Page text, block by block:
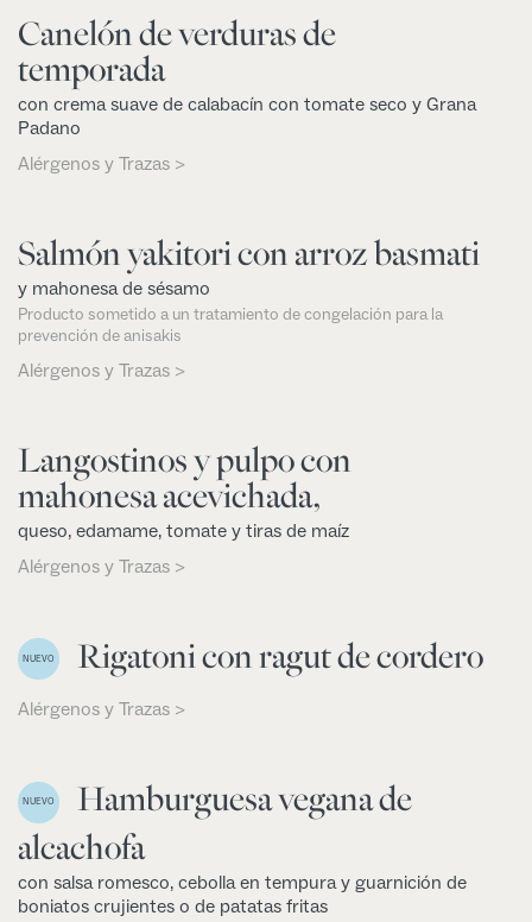
Canelón de verduras de
temporada
con crema suave de calabacín con tomate seco y Grana
Padano
Alérgenos y Trazas >
Salmón yakitori con arroz basmati
y mahonesa de sésamo
Producto sometido a un tratamiento de congelación para la
prevención de anisakis
Alérgenos y Trazas >
Langostinos y pulpo con
mahonesa acevichada,
queso, edamame, tomate y tiras de maíz
Alérgenos y Trazas >
NUEVO Rigatoni con ragut de cordero
Alérgenos y Trazas >
NUEVO
Hamburguesa vegana de
alcachofa
con salsa romesco, cebolla en tempura y guarnición de
boniatos crujientes o de patatas fritas